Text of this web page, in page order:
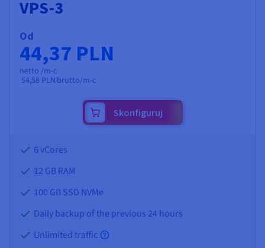
VPS-3
Od
44,37 PLN
netto /m-c
54,58 PLN brutto/m-c
Skonfiguruj
6 vCores
12 GBRAM
100 GB SSD NVMe
Daily backup of the previous 24 hours
Unlimited traffic